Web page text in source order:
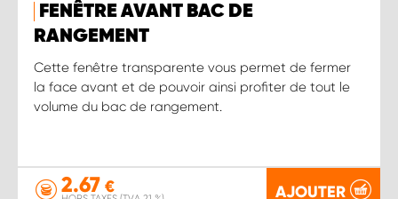
FENÊTRE AVANT BAC DE
RANGEMENT
Cette fenêtre transparente vous permet de fermer
la face avant et de pouvoir ainsi profiter de tout le
volume du bac de rangement.
2.67 € AJOUTER